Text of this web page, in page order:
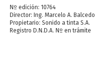
Nº edición: 10764
Director: Ing. Marcelo A. Balcedo
Propietario: Sonido a tinta S.A.
Registro D.N.D.A. Nº en trámite